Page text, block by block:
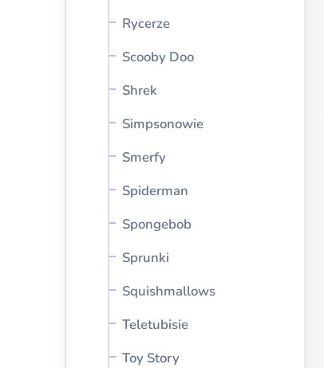
Rycerze
Scooby Doo
Shrek
Simpsonowie
Smerfy
Spiderman
Spongebob
Sprunki
Squishmallows
Teletubisie
Toy Story